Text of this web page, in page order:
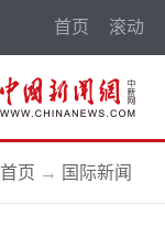
首页 滚动
首页 → 国际新闻